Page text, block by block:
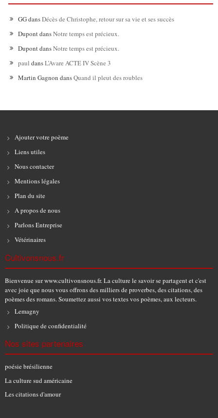
GGdansDécès de Christophe, retour sur sa vie et ses succès
DupontdansNotre temps est précieux.
DupontdansNotre temps est précieux.
paul dansL’Avare ACTE IV Scène 3
Martin Gagnon dansQuand il pleut des roubles
Ajouter votre poème
Liens utiles
Nous contacter
Mentions légales
Plan du site
A propos de nous
Parlons Entreprise
Vétérinaires
Cultivonsnous.fr
Bienvenue sur www.cultivonsnous.fr. La culture le savoir se partagent et c'est
avec joie que nous vous offrons des milliers de proverbes, des citations, des
poèmes des romans. Soumettez aussi vos textes vos poèmes, aux lecteurs.
Lemagny
Politique de confidentialité
Nos sites partenaires
poésie brésilienne
La culture sud américaine
Les citations d'amour